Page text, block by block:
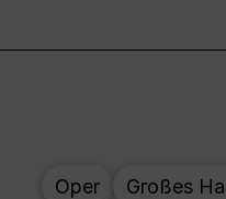
Oper Großes